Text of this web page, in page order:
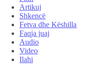
Artikuj
Shkencë
Fetva dhe Këshilla
Faqja juaj
Audio
Video
Ilahi